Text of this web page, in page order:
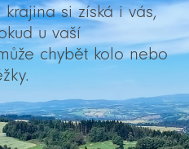
krajina si získá i vás,
u vaší
chybět kolo nebo